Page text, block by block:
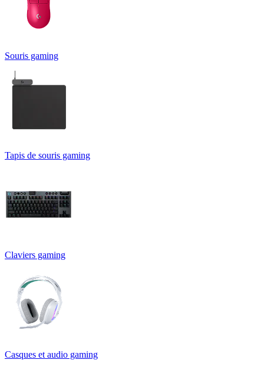
Souris gaming
Tapis de souris gaming
Claviers gaming
Casques et audio gaming